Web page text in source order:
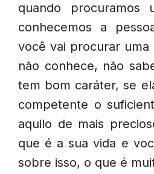
quando procuramos
conhecemos a
você vai procurar uma
não conhece, não
tem bom caráter, se
competente o
aquilo de mais
que é a sua vida e
sobre isso, o que é